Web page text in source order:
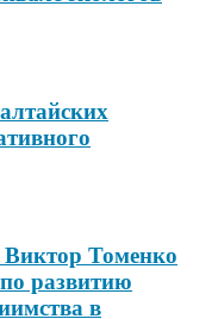
Виктор Томенко
развитию
в